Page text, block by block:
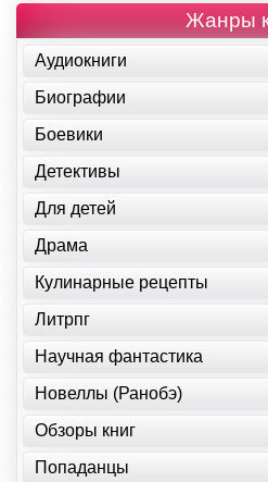
Жанры
Аудиокниги
Биографии
Боевики
Детективы
Для детей
Драма
Кулинарные рецепты
Литрпг
Научная фантастика
Новеллы (Ранобэ)
Обзоры книг
Попаданцы